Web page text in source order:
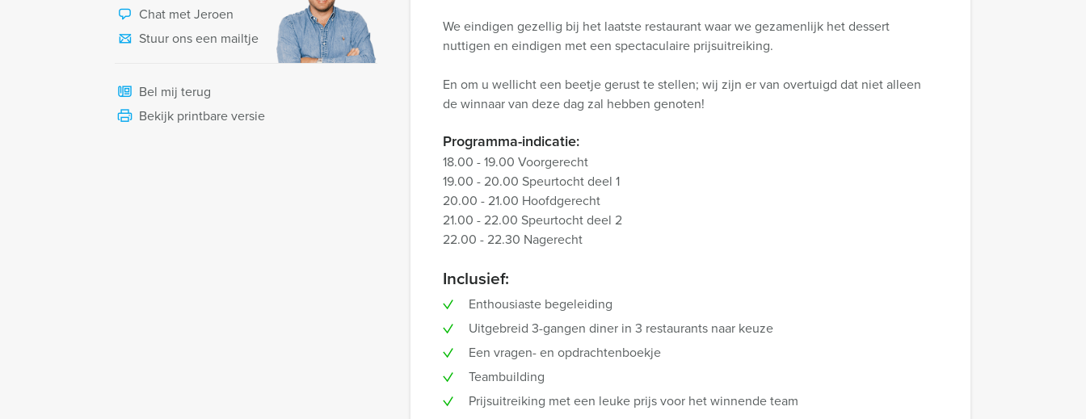
Chat met Jeroen
Stuur ons een mailtje
Bel mij terug
Bekijk printbare versie
We eindigen gezellig bij het laatste restaurant waar we gezamenlijk het dessert
nuttigen en eindigen met een spectaculaire prijsuitreiking.
En om u wellicht een beetje gerust te stellen; wij zijn er van overtuigd dat niet alleen
de winnaar van deze dag zal hebben genoten!
Programma-indicatie:
18.00 - 19.00 Voorgerecht
19.00 - 20.00 Speurtocht deel 1
20.00 - 21.00 Hoofdgerecht
21.00 - 22.00 Speurtocht deel 2
22.00 - 22.30 Nagerecht
Inclusief:
Enthousiaste begeleiding
Uitgebreid 3-gangen diner in 3 restaurants naar keuze
Een vragen- en opdrachtenboekje
Teambuilding
Prijsuitreiking met een leuke prijs voor het winnende team